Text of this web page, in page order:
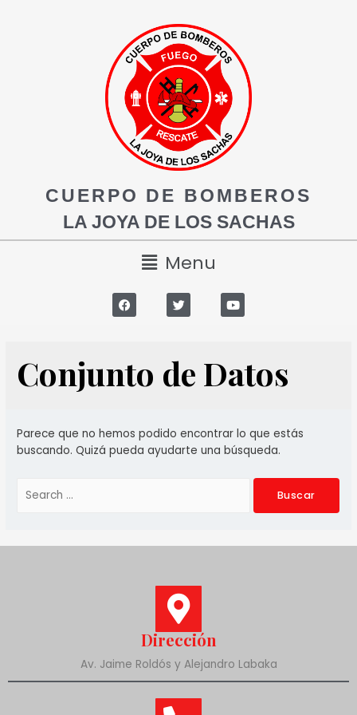
CUERPO DE BOMBEROS
LA JOYA DE LOS SACHAS
Menu
Conjunto de Datos
Parece que no hemos podido encontrar lo que estás
buscando. Quizá pueda ayudarte una búsqueda.
Dirección
Av. Jaime Roldós y Alejandro Labaka